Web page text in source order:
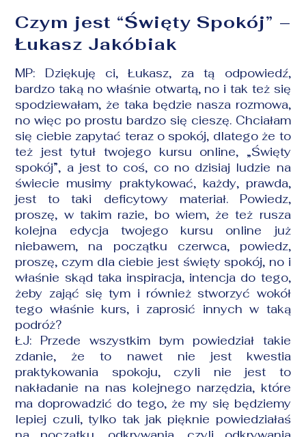
Czym jest “Święty Spokój” –
Łukasz Jakóbiak
MP: Dziękuję ci, Łukasz, za tą odpowiedź,
bardzo taką no właśnie otwartą, no i tak też się
spodziewałam, że taka będzie nasza rozmowa,
no więc po prostu bardzo się cieszę. Chciałam
się ciebie zapytać teraz o spokój, dlatego że to
też jest tytuł twojego kursu online, „Święty
spokój”, a jest to coś, co no dzisiaj ludzie na
świecie musimy praktykować, każdy, prawda,
jest to taki deficytowy materiał. Powiedz,
proszę, w takim razie, bo wiem, że też rusza
kolejna edycja twojego kursu online już
niebawem, na początku czerwca, powiedz,
proszę, czym dla ciebie jest święty spokój, no i
właśnie skąd taka inspiracja, intencja do tego,
żeby zająć się tym i również stworzyć wokół
tego właśnie kurs, i zaprosić innych w taką
podróż?
ŁJ: Przede wszystkim bym powiedział takie
zdanie, że to nawet nie jest kwestia
praktykowania spokoju, czyli nie jest to
nakładanie na nas kolejnego narzędzia, które
ma doprowadzić do tego, że my się będziemy
lepiej czuli, tylko tak jak pięknie powiedziałaś